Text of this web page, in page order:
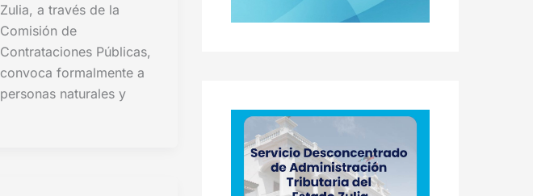
Zulia, a través de la
Comisión de
Contrataciones Públicas,
convoca formalmente a
personas naturales y